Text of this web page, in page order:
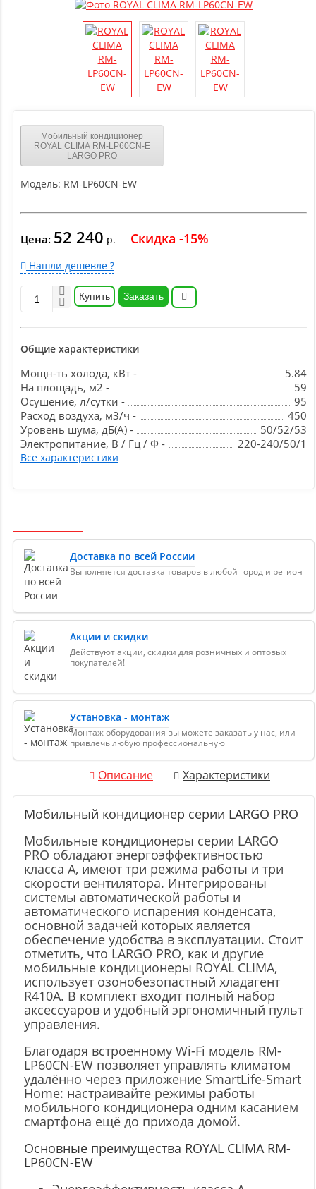
Мобильный кондиционер
ROYAL CLIMA RM-LP60CN-E
LARGO PRO
Модель: RM-LP60CN-EW
Цена: 52 240 р. Скидка -15%
Нашли дешевле ?
Купить Заказать
Общие характеристики
Мощн-ть холода, кВт -
5.84
На площадь, м2 -
59
Осушение, л/сутки -
95
Расход воздуха, м3/ч -
450
Уровень шума, дБ(А) -
50/52/53
Электропитание, В / Гц / Ф -
220-240/50/1
Все характеристики
Доставка по всей России
Выполняется доставка товаров в любой город и регион
Акции и скидки
Действуют акции, скидки для розничных и оптовых
покупателей!
Установка - монтаж
Монтаж оборудования вы можете заказать у нас, или
привлечь любую профессиональную
Описание Характеристики
Мобильный кондиционер cерии LARGO PRO
Мобильные кондиционеры серии LARGO
PRO обладают энергоэффективностью
класса А, имеют три режима работы и три
скорости вентилятора. Интегрированы
системы автоматической работы и
автоматического испарения конденсата,
основной задачей которых является
обеспечение удобства в эксплуатации. Стоит
отметить, что LARGO PRO, как и другие
мобильные кондиционеры ROYAL CLIMA,
использует озонобезопастный хладагент
R410A. В комплект входит полный набор
аксессуаров и удобный эргономичный пульт
управления.
Благодаря встроенному Wi-Fi модель RM-
LP60CN-EW позволяет управлять климатом
удалённо через приложение SmartLife-Smart
Home: настраивайте режимы работы
мобильного кондиционера одним касанием
смартфона ещё до прихода домой.
Основные преимущества ROYAL CLIMA RM-
LP60CN-EW